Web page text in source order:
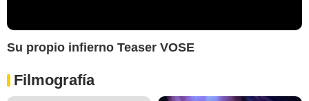
Su propio infierno Teaser VOSE
Filmografía